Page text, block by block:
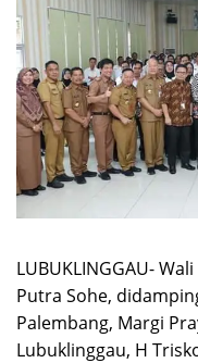
LUBUKLINGGAU-
Putra Sohe,
Palembang, Margi
Lubuklinggau, H